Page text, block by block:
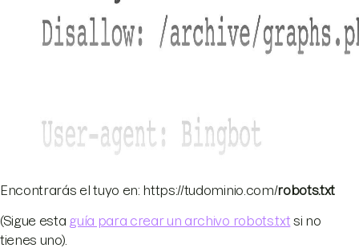
Encontrarás el tuyo en: https://tudominio.com/robots.txt
(Sigue esta guía para crear un archivo robots.txt si no
tienes uno).